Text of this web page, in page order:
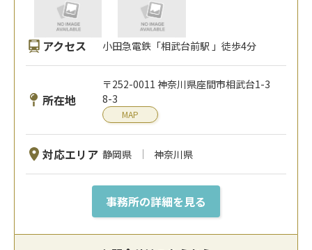
アクセス 小田急電鉄「相武台前駅 」徒歩4分
所在地
〒252-0011 神奈川県座間市相武台1-3
8-3
MAP
対応エリア 静岡県 神奈川県
事務所の詳細を見る